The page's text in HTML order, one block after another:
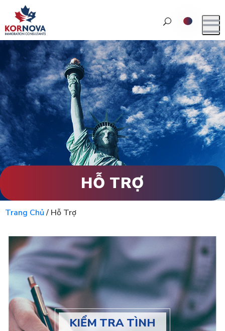
HỖ TRỢ
Trang Chủ/ Hỗ Trợ
KIỂM TRA TÌNH